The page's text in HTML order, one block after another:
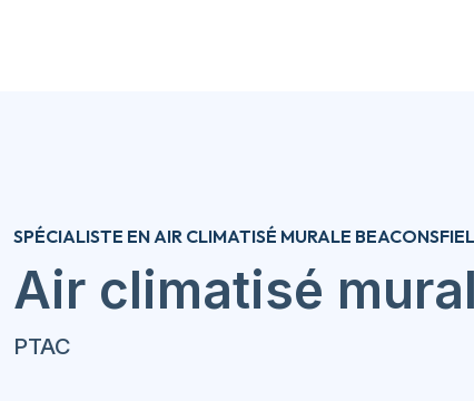
SPÉCIALISTE EN AIR CLIMATISÉ MURALE
Air climatisé
PTAC